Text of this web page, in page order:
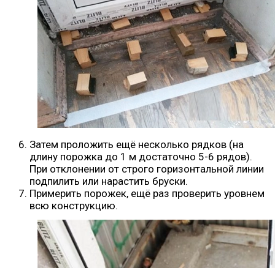
Затем проложить ещё несколько рядков (на
длину порожка до 1 м достаточно 5-6 рядов).
При отклонении от строго горизонтальной линии
подпилить или нарастить бруски.
Примерить порожек, ещё раз проверить уровнем
всю конструкцию.